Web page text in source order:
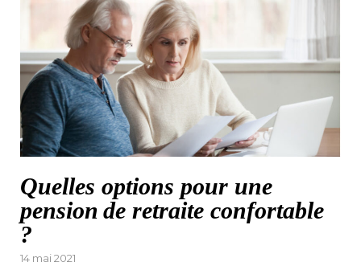
Quelles options pour une
pension de retraite confortable
?
Posted
14 mai 2021